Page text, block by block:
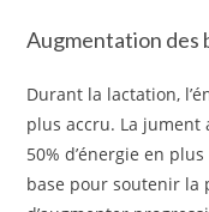
Augmentation des
Durant la lactation,
plus accru. La jument
50% d’énergie en
base pour soutenir la